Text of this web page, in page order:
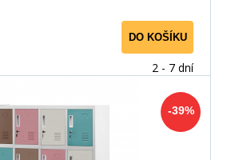
DO KOŠÍKU
2 - 7 dní
-39%